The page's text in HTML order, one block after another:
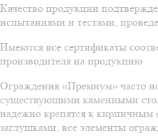
Качество продукции
испытаниями и тестами,
Имеются все сертификаты
производителя на продукцию
Ограждения «Премиум» часто
существующими каменными
надежно крепятся к кирпичным
заглушками, все элементы